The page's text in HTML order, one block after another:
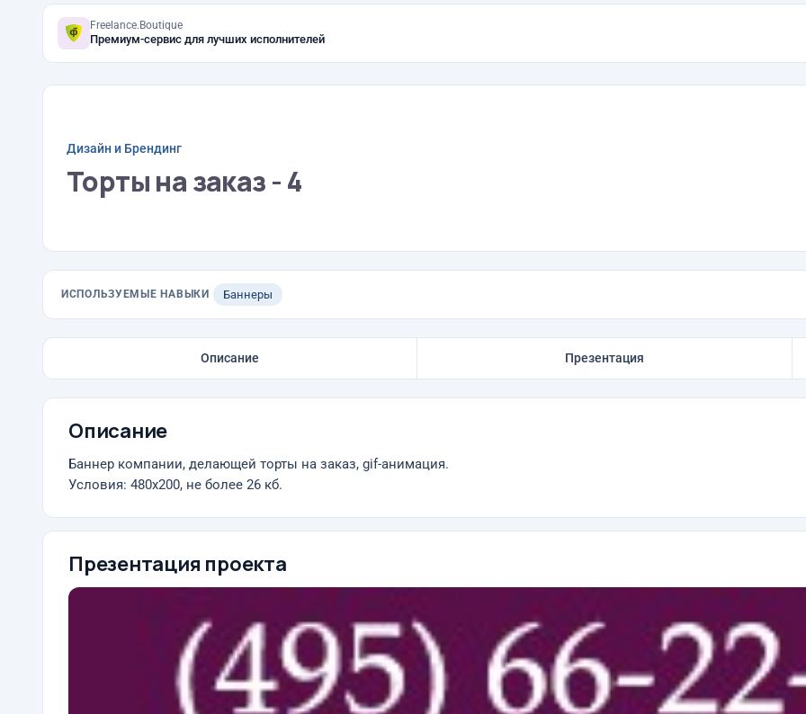
Freelance.Boutique
Премиум-сервис для лучших исполнителей
Дизайн и Брендинг
Торты на заказ - 4
ИСПОЛЬЗУЕМЫЕ НАВЫКИ Баннеры
Описание Презентация
Описание
Баннер компании, делающей торты на заказ, gif-анимация.
Условия: 480х200, не более 26 кб.
Презентация проекта